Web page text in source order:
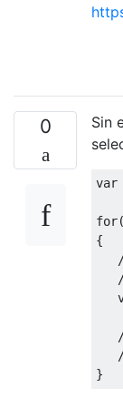
0
Sin
var
for(
{
}